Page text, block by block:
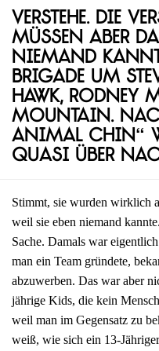
Verstehe. Die
müssen aber
Niemand
Brigade um
Hawk, Rodney
Mountain.
Animal Chin“
quasi über
Stimmt, sie wurden wirklich
weil sie eben niemand
Sache. Damals war
man ein Team gründete,
abzuwerben. Das war aber
jährige Kids, die kein
weil man im Gegensatz zu
weiß, wie sich ein 13-